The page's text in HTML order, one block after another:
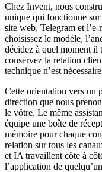
Chez Invent, nous
unique qui fonctionne
site web, Telegram et
choisissez le modèle,
décidez à quel moment il
conservez la relation
technique n’est
Cette orientation vers un
direction que nous
le vôtre. Le même
équipe une boîte de
mémoire pour chaque
relation sur tous les
et IA travaillent côte à
l’application de